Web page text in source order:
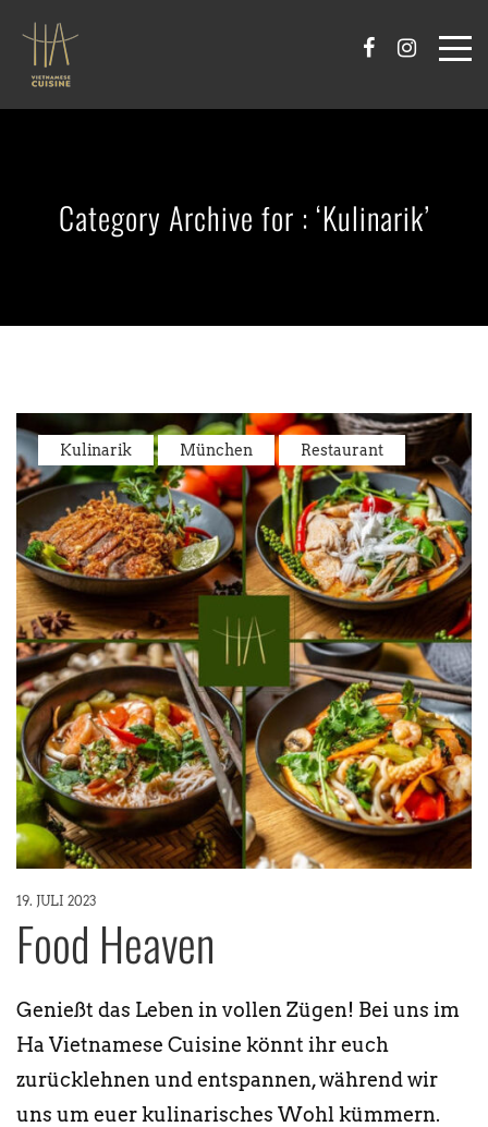
Category Archive for : ‘Kulinarik’
Kulinarik München Restaurant
19. JULI 2023
Food Heaven
Genießt das Leben in vollen Zügen! Bei uns im
Ha Vietnamese Cuisine könnt ihr euch
zurücklehnen und entspannen, während wir
uns um euer kulinarisches Wohl kümmern.